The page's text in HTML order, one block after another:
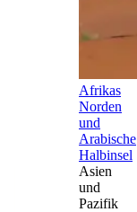
Afrikas
Norden
und
Arabische
Halbinsel
Asien
und
Pazifik